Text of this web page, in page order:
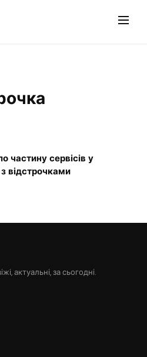
частину сервісів у
відстрочками
актуальні, за сьогодні.